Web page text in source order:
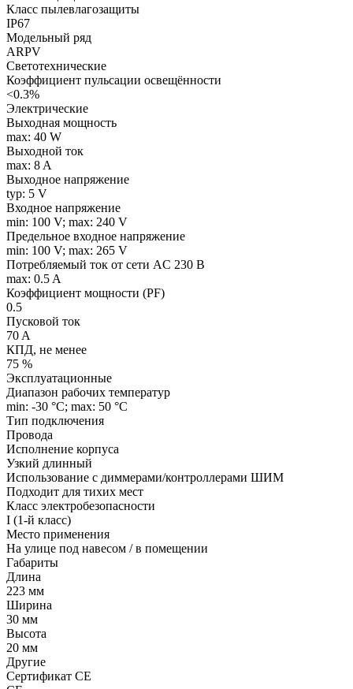
Класс пылевлагозащиты
IP67
Модельный ряд
ARPV
Светотехнические
Коэффициент пульсации освещённости
<0.3%
Электрические
Выходная мощность
max: 40 W
Выходной ток
max: 8 A
Выходное напряжение
typ: 5 V
Входное напряжение
min: 100 V; max: 240 V
Предельное входное напряжение
min: 100 V; max: 265 V
Потребляемый ток от сети AC 230 В
max: 0.5 A
Коэффициент мощности (PF)
0.5
Пусковой ток
70 A
КПД, не менее
75 %
Эксплуатационные
Диапазон рабочих температур
min: -30 °C; max: 50 °C
Тип подключения
Провода
Исполнение корпуса
Узкий длинный
Использование с диммерами/контроллерами ШИМ
Подходит для тихих мест
Класс электробезопасности
I (1-й класс)
Место применения
На улице под навесом / в помещении
Габариты
Длина
223 мм
Ширина
30 мм
Высота
20 мм
Другие
Сертификат CE